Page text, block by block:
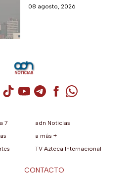
detectaron partículas
08 agosto, 2026
de X / Twitter (se abre en una
de Instagram (se abre en una
Cuenta de TikTok (se abre en
Cuenta de YouTube (se abre
Cuenta de Telegram (se
Cuenta de
Cuenta de
7
adn Noticias
a más +
TV Azteca Internacional
CONTACTO